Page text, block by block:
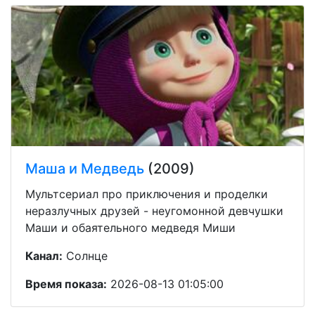
Маша и Медведь (2009)
Мультсериал про приключения и проделки
неразлучных друзей - неугомонной девчушки
Маши и обаятельного медведя Миши
Канал: Солнце
Время показа: 2026-08-13 01:05:00